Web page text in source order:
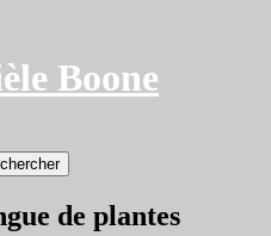
Boone
de plantes